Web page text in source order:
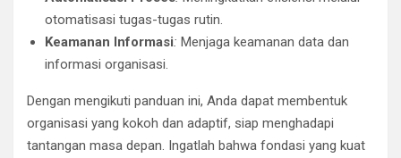
otomatisasi tugas-tugas rutin.
Keamanan Informasi: Menjaga keamanan data dan
informasi organisasi.
Dengan mengikuti panduan ini, Anda dapat membentuk
organisasi yang kokoh dan adaptif, siap menghadapi
tantangan masa depan. Ingatlah bahwa fondasi yang kuat